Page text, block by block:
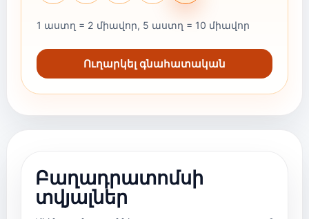
1 աստղ = 2 միավոր, 5 աստղ = 10 միավոր
Ուղարկել գնահատական
Բաղադրատոմսի
տվյալներ